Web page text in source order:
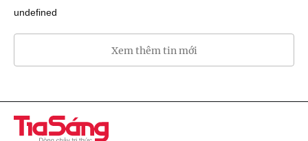
undefined
Xem thêm tin mới